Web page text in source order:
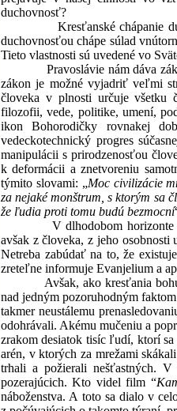
duchovnosť?
Kresťanské chápanie
duchovnosťou chápe súlad
Tieto vlastnosti sú uvedené vo
Pravoslávie nám dáva
zákon je možné vyjadriť veľmi
človeka v plnosti určuje všetku
filozofii, vede, politike, umení,
ikon Bo­horodičky rovnakej
vedeckotechnický progres
manipulácii s prirodzenosťou
k deformácii a znetvoreniu
týmito slovami: „Moc civilizácie
za nejaké monštrum, s ktorým sa
že ľudia proti tomu budú bezmocní
V dlhodobom
avšak z človeka, z jeho
Netreba zabúdať na to, že
zreteľne informuje Evanjelium a
Avšak, ako kresťania
nad jedným pozoruhodným
takmer neustálemu
odohrávali. Akému mučeniu a
zrakom desiatok tisíc ľudí, ktorí
arén, v ktorých za mrežami
trhali a požierali nešťastných.
pozerajúcich. Kto videl film “
náboženstva. A toto sa dialo v